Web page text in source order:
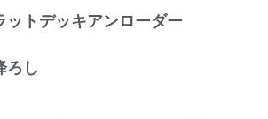
ットデッキアンローダー
ろし